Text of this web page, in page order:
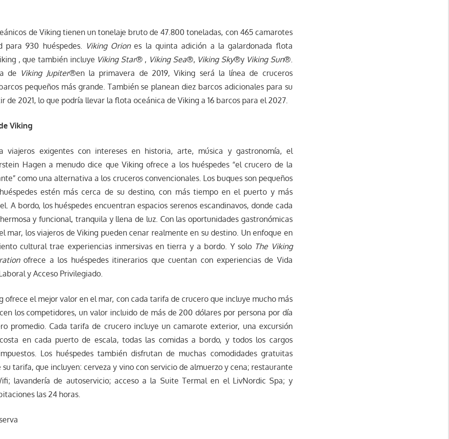
de Viking tienen un tonelaje bruto de 47.800 toneladas, con 465 camarotes
para 930 huéspedes.
Viking Oriones la quinta adición a la galardonada flota
, que también incluye Viking Star® , Viking Sea®, Viking Sky®y Viking Sun®.
de
Viking Jupiter®en la primavera de 2019, Viking será la línea de cruceros
pequeños más grande. También se planean diez barcos adicionales para su
de 2021, lo que podría llevar la flota oceánica de Viking a 16 barcos para el 2027.
Viking
viajeros exigentes con intereses en historia, arte, música y gastronomía, el
Hagen a menudo dice que Viking ofrece a los huéspedes “el crucero de la
como una alternativa a los cruceros convencionales. Los buques son pequeños
estén más cerca de su destino, con más tiempo en el puerto y más
A bordo, los huéspedes encuentran espacios serenos escandinavos, donde cada
y funcional, tranquila y llena de luz. Con las oportunidades gastronómicas
mar, los viajeros de Viking pueden cenar realmente en su destino. Un enfoque en
cultural trae experiencias inmersivas en tierra y a bordo. Y solo The Viking
ofrece a los huéspedes itinerarios que cuentan con experiencias de Vida
y Acceso Privilegiado.
ofrece el mejor valor en el mar, con cada tarifa de crucero que incluye mucho más
los competidores, un valor incluido de más de 200 dólares por persona por día
promedio. Cada tarifa de crucero incluye un camarote exterior, una excursión
en cada puerto de escala, todas las comidas a bordo, y todos los cargos
Los huéspedes también disfrutan de muchas comodidades gratuitas
tarifa, que incluyen: cerveza y vino con servicio de almuerzo y cena; restaurante
lavandería de autoservicio; acceso a la Suite Termal en el LivNordic Spa; y
las 24 horas.